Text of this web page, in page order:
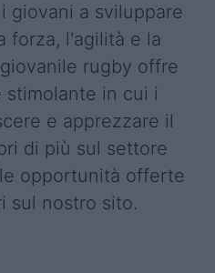
giovani a sviluppare
forza, l'agilità e la
rugby offre
stimolante in cui i
e apprezzare il
di più sul settore
opportunità offerte
sul nostro sito.